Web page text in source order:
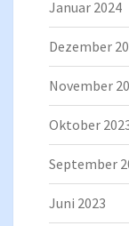
Januar 2024
Dezember
November
Oktober
September
Juni 2023